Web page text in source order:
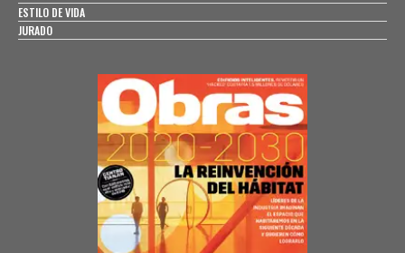
ESTILO DE VIDA
JURADO